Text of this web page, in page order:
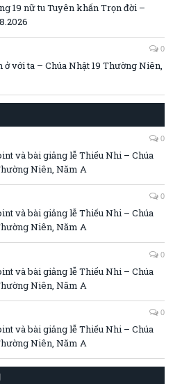
19 nữ tu Tuyên khấn Trọn đời –
0
ở với ta – Chúa Nhật 19 Thường Niên,
0
và bài giảng lễ Thiếu Nhi – Chúa
Niên, Năm A
0
và bài giảng lễ Thiếu Nhi – Chúa
Niên, Năm A
0
và bài giảng lễ Thiếu Nhi – Chúa
Niên, Năm A
0
và bài giảng lễ Thiếu Nhi – Chúa
Niên, Năm A